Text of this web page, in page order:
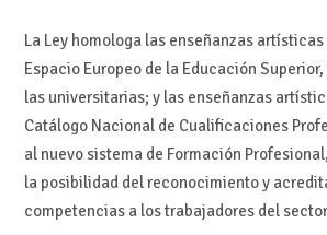
La Ley homologa las enseñanzas
Espacio Europeo de la Educación
las universitarias; y las enseñanzas
Catálogo Nacional de Cualificaciones
al nuevo sistema de Formación
la posibilidad del reconocimiento y
competencias a los trabajadores del